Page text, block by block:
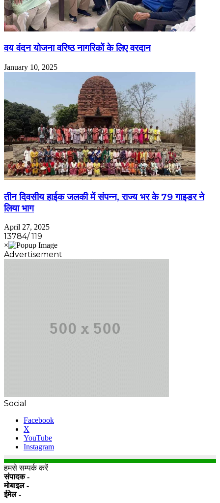
वय वंदन योजना वरिष्ठ नागरिकों के लिए वरदान
January 10, 2025
तीन दिवसीय हाईक जलकी में संपन्न, राज्य भर के 79 गाइडर ने
लिया भाग
April 27, 2025
13784/ 119
Advertisement
Social
Facebook
X
YouTube
Instagram
हमसे सम्पर्क करें
संपादक -
मोबाइल -
ईमेल -